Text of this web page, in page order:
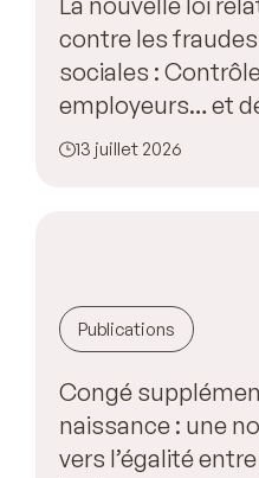
contre les
sociales :
employeurs… et
13 juillet 2026
Publications
Congé
naissance : une
vers l’égalité